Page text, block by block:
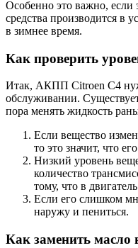
Особенно это важно, если
средства производится в
в зимнее время.
Как проверить
Итак, АКПП Citroen C4
обслуживании.
пора менять жидкость
Если вещество
то это значит, что
Низкий уровень
количество
тому, что в
Если его слишком
наружу и пениться.
Как заменить